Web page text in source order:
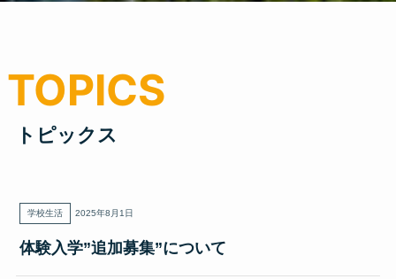
トピックス
2025年8月1日
学校生活
体験入学”追加募集”について